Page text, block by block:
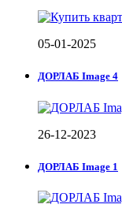
05-01-2025
ДОРЛАБ Image 4
26-12-2023
ДОРЛАБ Image 1